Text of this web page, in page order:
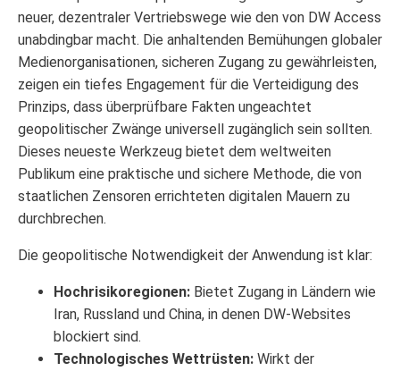
neuer, dezentraler Vertriebswege wie den von DW Access
unabdingbar macht. Die anhaltenden Bemühungen globaler
Medienorganisationen, sicheren Zugang zu gewährleisten,
zeigen ein tiefes Engagement für die Verteidigung des
Prinzips, dass überprüfbare Fakten ungeachtet
geopolitischer Zwänge universell zugänglich sein sollten.
Dieses neueste Werkzeug bietet dem weltweiten
Publikum eine praktische und sichere Methode, die von
staatlichen Zensoren errichteten digitalen Mauern zu
durchbrechen.
Die geopolitische Notwendigkeit der Anwendung ist klar:
Hochrisikoregionen: Bietet Zugang in Ländern wie
Iran, Russland und China, in denen DW-Websites
blockiert sind.
Technologisches Wettrüsten: Wirkt der